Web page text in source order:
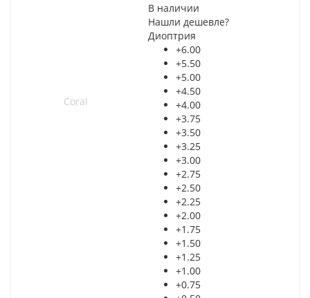
В наличии
Нашли дешевле?
Диоптрия
+6.00
+5.50
+5.00
+4.50
+4.00
+3.75
+3.50
+3.25
+3.00
+2.75
+2.50
+2.25
+2.00
+1.75
+1.50
+1.25
+1.00
+0.75